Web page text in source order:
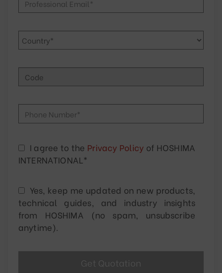
I agree to the Privacy Policy of HOSHIMA
INTERNATIONAL*
Yes, keep me updated on new products,
technical guides, and industry insights
from HOSHIMA (no spam, unsubscribe
anytime).